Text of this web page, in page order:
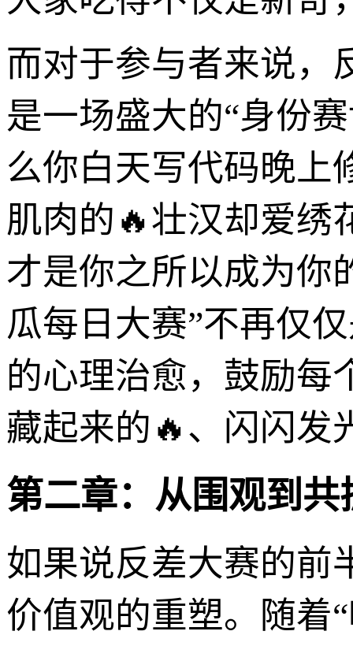
而对于参与者来说，
是一场盛大的“身份
么你白天写代码晚上
肌肉的🔥壮汉却爱绣
才是你之所以成为你
瓜每日大赛”不再仅
的心理治愈，鼓励每
藏起来的🔥、闪闪发
第二章：从围观到
如果说反差大赛的前
价值观的重塑。随着